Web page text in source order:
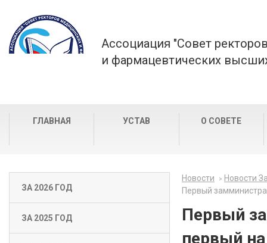
Ассоциация "Совет
и фармацевтических
ГЛАВНАЯ УСТАВ О СОВЕТЕ
ЗА 2026 ГОД
ЗА 2025 ГОД
Новости
Новости
Первый
Первый
первый